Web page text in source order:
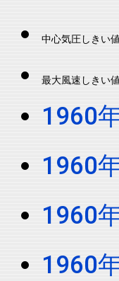
中心気圧しきい
最大風速しきい
1960
1960
1960
1960